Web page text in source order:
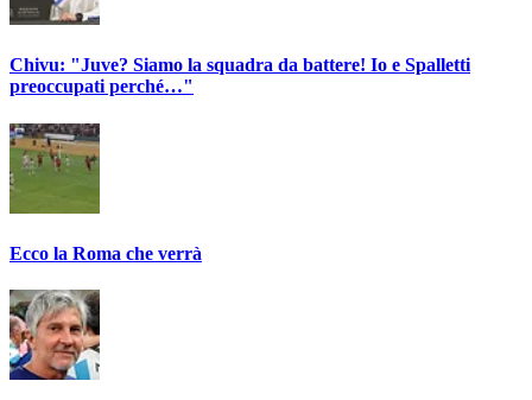
Chivu: "Juve? Siamo la squadra da battere! Io e Spalletti
preoccupati perché…"
Ecco la Roma che verrà